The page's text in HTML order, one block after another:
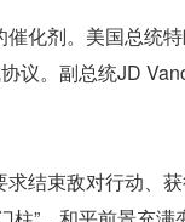
化剂。美国总统
议。副总统JD
结束敌对行动、